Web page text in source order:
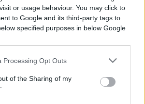
or usage behaviour. You may click to
to Google and its third-party tags to
specified purposes in below Google
Processing Opt Outs
of the Sharing of my
nicolaporro.it